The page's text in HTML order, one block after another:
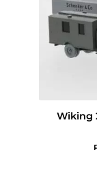
Wiking